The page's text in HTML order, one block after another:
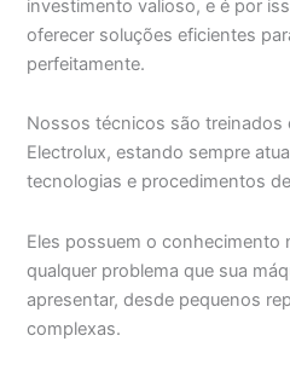
investimento valioso, e é por
oferecer soluções eficientes
perfeitamente.
Nossos técnicos são treinados
Electrolux, estando sempre
tecnologias e procedimentos
Eles possuem o conhecimento
qualquer problema que sua
apresentar, desde pequenos
complexas.